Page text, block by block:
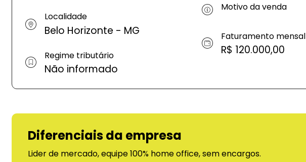
Localidade
Belo Horizonte - MG
Regime tributário
Não informado
Motivo da venda
Faturamento mensal
R$ 120.000,00
Diferenciais da empresa
Lider de mercado, equipe 100% home office, sem encargos.